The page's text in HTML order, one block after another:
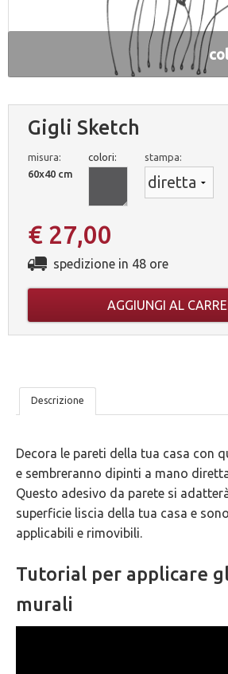
Gigli Sketch
misura:
60x40 cm
colori: stampa:
€ 27,00
spedizione in 48 ore
AGGIUNGI AL
LE
GARANZIE
Descrizione
Decora le pareti della tua casa con
e sembreranno dipinti a mano
Questo adesivo da parete si
superficie liscia della tua casa e
applicabili e rimovibili.
Tutorial per applicare
murali